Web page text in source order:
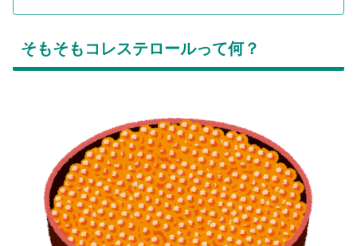
そもそもコレステロールって何？